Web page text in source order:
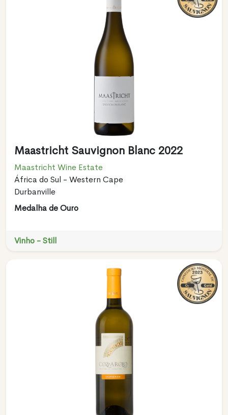
Maastricht Sauvignon Blanc 2022
Maastricht Wine Estate
África do Sul - Western Cape
Durbanville
Medalha de Ouro
Vinho - Still